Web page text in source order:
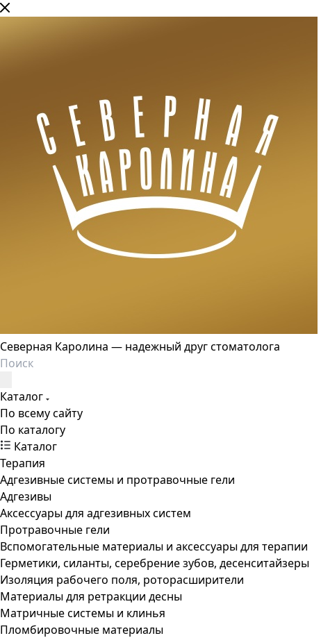
Северная Каролина — надежный друг стоматолога
Каталог
По всему сайту
По каталогу
Каталог
Терапия
Адгезивные системы и протравочные гели
Адгезивы
Аксессуары для адгезивных систем
Протравочные гели
Вспомогательные материалы и аксессуары для терапии
Герметики, силанты, серебрение зубов, десенситайзеры
Изоляция рабочего поля, роторасширители
Материалы для ретракции десны
Матричные системы и клинья
Пломбировочные материалы